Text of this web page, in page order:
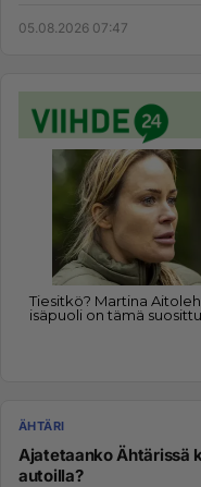
05.08.2026 07:47
ÄHTÄRI
Ajatetaanko Ähtärissä
autoilla?